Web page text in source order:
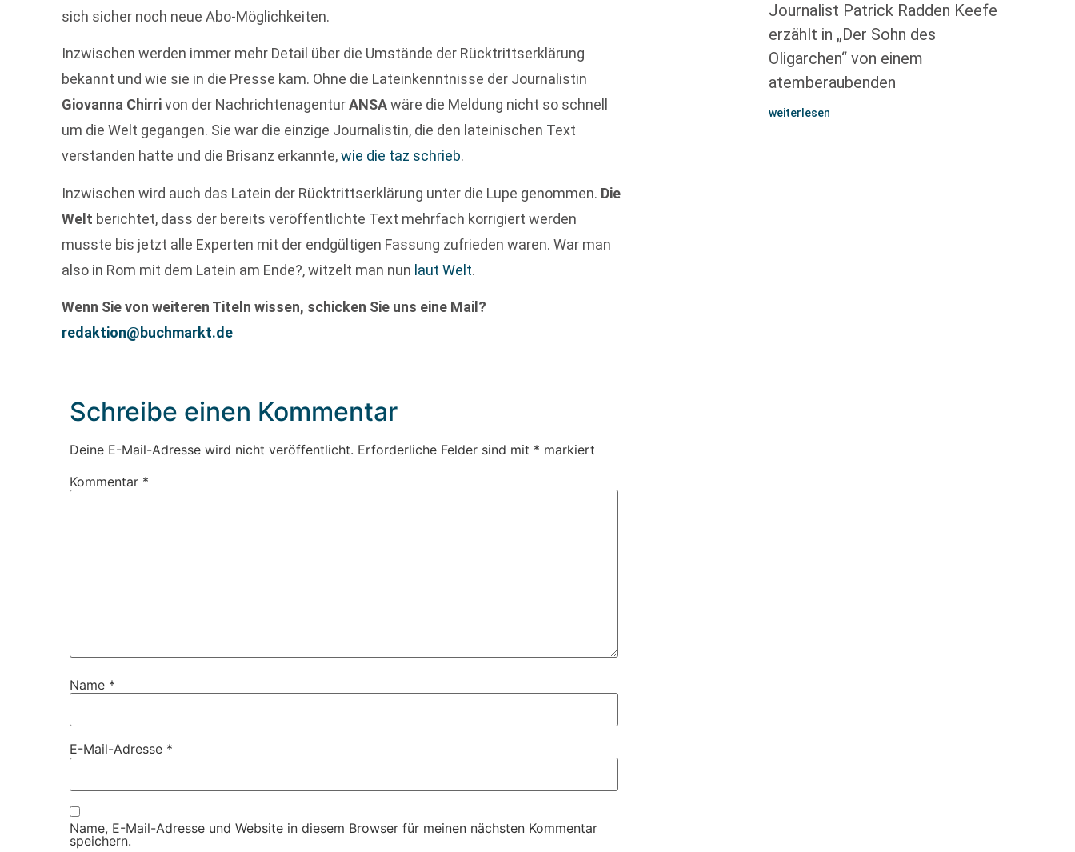
sich sicher noch neue Abo-Möglichkeiten.
Inzwischen werden immer mehr Detail über die Umstände der Rücktrittserklärung
bekannt und wie sie in die Presse kam. Ohne die Lateinkenntnisse der Journalistin
Giovanna Chirrivon der NachrichtenagenturANSAwäre die Meldung nicht so schnell
um die Welt gegangen. Sie war die einzige Journalistin, die den lateinischen Text
verstanden hatte und die Brisanz erkannte,wie die taz schrieb.
Inzwischen wird auch das Latein der Rücktrittserklärung unter die Lupe genommen. Die
Welt berichtet, dass der bereits veröffentlichte Text mehrfach korrigiert werden
musste bis jetzt alle Experten mit der endgültigen Fassung zufrieden waren. War man
also in Rom mit dem Latein am Ende?, witzelt man nun laut Welt.
Wenn Sie von weiteren Titeln wissen, schicken Sie uns eine Mail?
redaktion@buchmarkt.de
Schreibe einen Kommentar
Deine E-Mail-Adresse wird nicht veröffentlicht. Erforderliche Felder sind mit * markiert
Kommentar *
Name *
E-Mail-Adresse *
Name, E-Mail-Adresse und Website in diesem Browser für meinen nächsten Kommentar
speichern.
Journalist Patrick Radden Keefe
erzählt in „Der Sohn des
Oligarchen“ von einem
atemberaubenden
weiterlesen